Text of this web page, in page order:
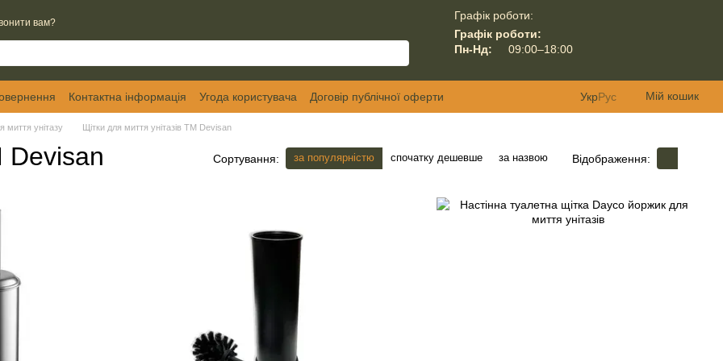
вам?
Графік роботи:
Графік роботи:
Пн-Нд:
09:00–18:00
Контактна інформація Угода користувача
Договір публічної оферти
УкрРус Мій кошик
миття унітазу Щітки для миття унітазів ТМ Devisan
Devisan Сортування: за популярністю спочатку дешевше за назвою Відображення: